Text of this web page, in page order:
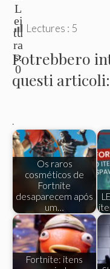
L
ei
tu
ra
s:
0
Lectures : 5
Potrebbero
questi articoli:
.
Os raros
cosméticos de
Fortnite
desaparecem após
um…
Fortnite: itens